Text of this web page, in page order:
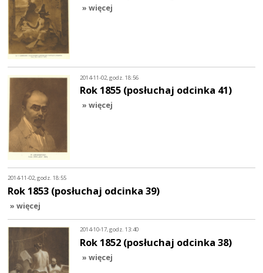
» więcej
2014-11-02, godz. 18:56
Rok 1855 (posłuchaj odcinka 41)
» więcej
2014-11-02, godz. 18:55
Rok 1853 (posłuchaj odcinka 39)
» więcej
2014-10-17, godz. 13:40
Rok 1852 (posłuchaj odcinka 38)
» więcej